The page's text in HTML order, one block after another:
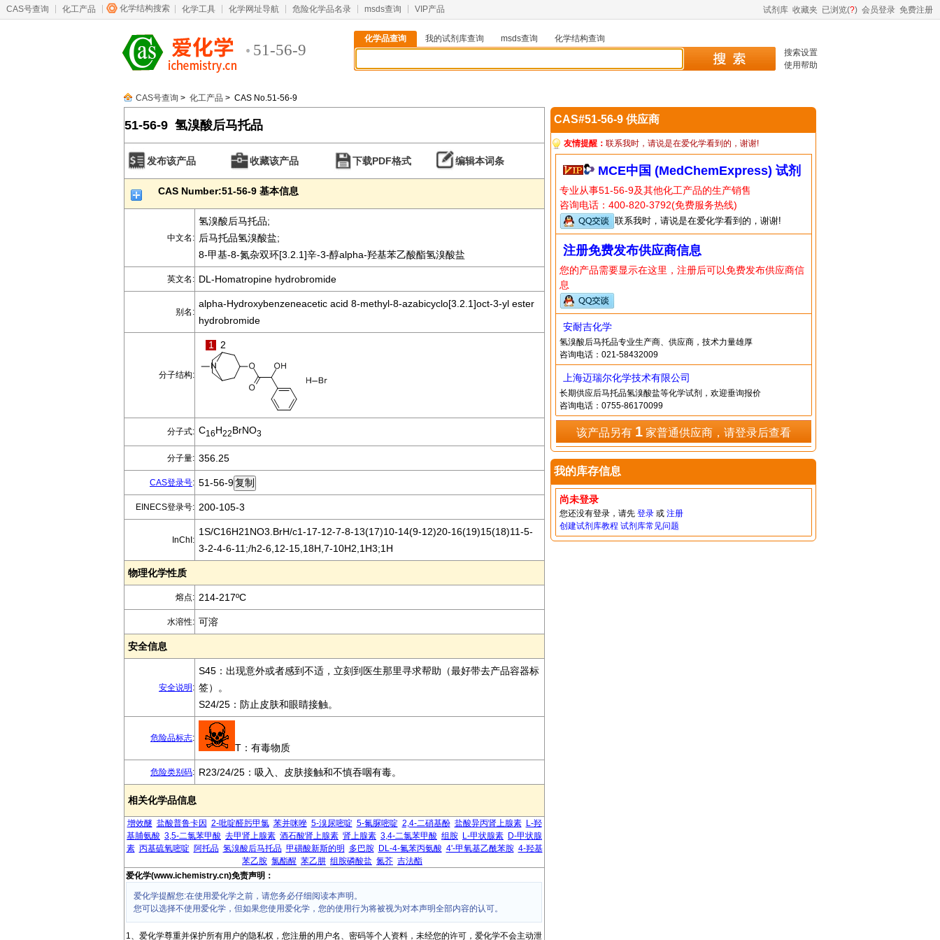
CAS号查询 化工产品 化学结构搜索 化学工具 化学网址导航 危险化学品名录 msds查询 VIP产品 试剂库 收藏夹 已浏览(?) 会员登录 免费注册
51-56-9
化学品查询 我的试剂库查询 msds查询
化学结构查询
搜索设置
使用帮助
CAS号查询 > 化工产品 > CAS No.51-56-9
51-56-9 氢溴酸后马托品
发布该产品 收藏该产品 下载PDF格式 编辑本词条
CAS Number:51-56-9 基本信息
中文名:
氢溴酸后马托品;
后马托品氢溴酸盐;
8-甲基-8-氮杂双环[3.2.1]辛-3-醇alpha-羟基苯乙酸酯氢溴酸盐
英文名: DL-Homatropine hydrobromide
别名:
alpha-Hydroxybenzeneacetic acid 8-methyl-8-azabicyclo[3.2.1]oct-3-yl ester
hydrobromide
分子结构:
1 2
分子式: C16H22BrNO3
分子量: 356.25
CAS登录号: 51-56-9
EINECS登录号: 200-105-3
InChI:
1S/C16H21NO3.BrH/c1-17-12-7-8-13(17)10-14(9-12)20-16(19)15(18)11-5-
3-2-4-6-11;/h2-6,12-15,18H,7-10H2,1H3;1H
物理化学性质
熔点: 214-217ºC
水溶性: 可溶
安全信息
安全说明 :
S45：出现意外或者感到不适，立刻到医生那里寻求帮助（最好带去产品容器标
签）。
S24/25：防止皮肤和眼睛接触。
危险品标志:
T：有毒物质
危险类别码: R23/24/25：吸入、皮肤接触和不慎吞咽有毒。
相关化学品信息
增效醚 盐酸普鲁卡因 2-吡啶醛肟甲氯 苯并咪唑 5-溴尿嘧啶 5-氟脲嘧啶 2,4-二硝基酚 盐酸异丙肾上腺素
L-羟
基脯氨酸 3,5-二氯苯甲酸 去甲肾上腺素 酒石酸肾上腺素 肾上腺素 3,4-二氯苯甲酸 组胺 L-甲状腺素 D-甲状腺
素 丙基硫氧嘧啶 阿托品 氢溴酸后马托品 甲磺酸新斯的明 多巴胺 DL-4-氟苯丙氨酸 4'-甲氧基乙酰苯胺 4-羟基
苯乙胺 氯酯醒 苯乙肼 组胺磷酸盐 氮芥 吉法酯
爱化学(www.ichemistry.cn)免责声明：
爱化学提醒您:在使用爱化学之前，请您务必仔细阅读本声明。
您可以选择不使用爱化学，但如果您使用爱化学，您的使用行为将被视为对本声明全部内容的认可。
1、爱化学尊重并保护所有用户的隐私权，您注册的用户名、密码等个人资料，未经您的许可，爱化学不会主动泄
CAS#51-56-9 供应商
友情提醒： 联系我时，请说是在爱化学看到的，谢谢!
MCE中国 (MedChemExpress) 试剂
专业从事51-56-9及其他化工产品的生产销售
咨询电话：400-820-3792(免费服务热线)
联系我时，请说是在爱化学看到的，谢谢!
注册免费发布供应商信息
您的产品需要显示在这里，注册后可以免费发布供应商信
息
安耐吉化学
氢溴酸后马托品专业生产商、供应商，技术力量雄厚
咨询电话：021-58432009
上海迈瑞尔化学技术有限公司
长期供应后马托品氢溴酸盐等化学试剂，欢迎垂询报价
咨询电话：0755-86170099
该产品另有 1家普通供应商，请登录后查看
我的库存信息
尚未登录
您还没有登录，请先 登录或 注册
创建试剂库教程 试剂库常见问题